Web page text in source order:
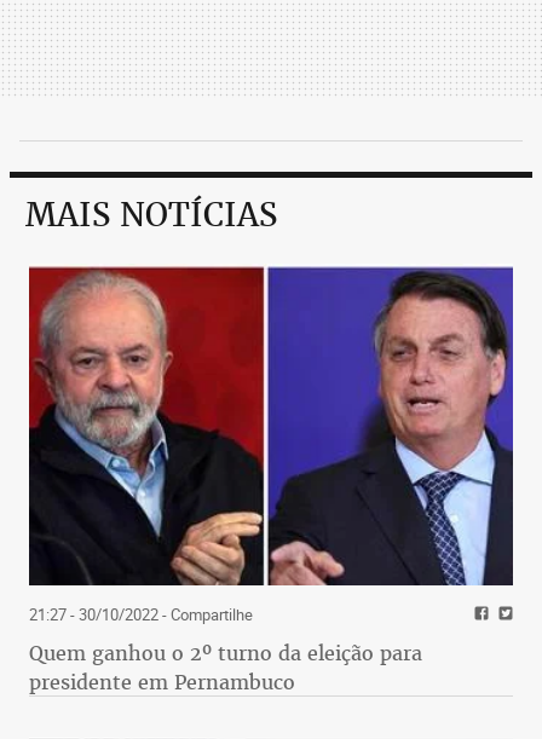
MAIS NOTÍCIAS
21:27 - 30/10/2022- Compartilhe
Quem ganhou o 2º turno da eleição para
presidente em Pernambuco